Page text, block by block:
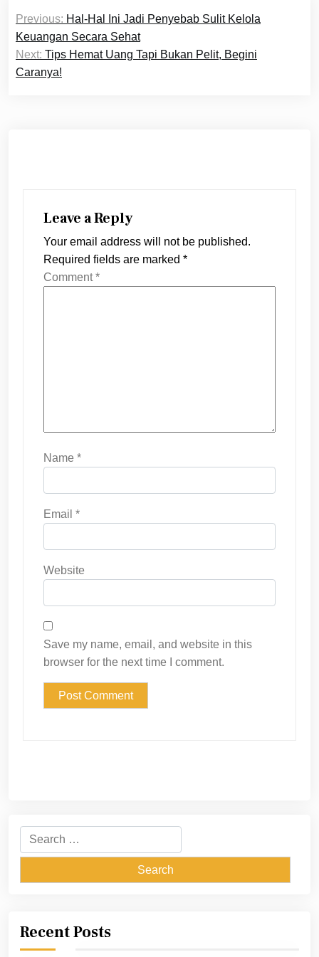
Post
navigation
Previous: Hal-Hal Ini Jadi Penyebab Sulit Kelola
Keuangan Secara Sehat
Next: Tips Hemat Uang Tapi Bukan Pelit, Begini
Caranya!
Leave a Reply
Your email address will not be published.
Required fields are marked *
Comment*
Name *
Email *
Website
Save my name, email, and website in this
browser for the next time I comment.
Search
for:
Recent Posts